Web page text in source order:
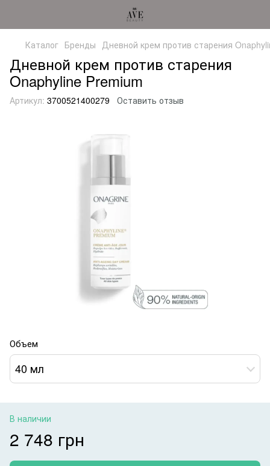
Каталог Бренды Дневной крем против старения
Дневной крем против старения
Onaphyline Premium
Артикул: 3700521400279 Оставить отзыв
Объем
40 мл
В наличии
2 748 грн